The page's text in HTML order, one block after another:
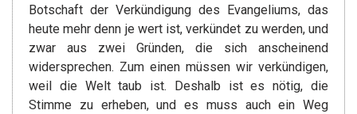
Botschaft der Verkündigung des Evangeliums, das
heute mehr denn je wert ist, verkündet zu werden, und
zwar aus zwei Gründen, die sich anscheinend
widersprechen. Zum einen müssen wir verkündigen,
weil die Welt taub ist. Deshalb ist es nötig, die
Stimme zu erheben, und es muss auch ein Weg